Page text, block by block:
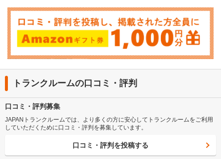
トランクルームの口コミ・評判
口コミ・評判募集
JAPANトランクルームでは、より多くの方に安心してトランクルームをご利用
していただくために口コミ・評判を募集しています。
口コミ・評判を投稿する